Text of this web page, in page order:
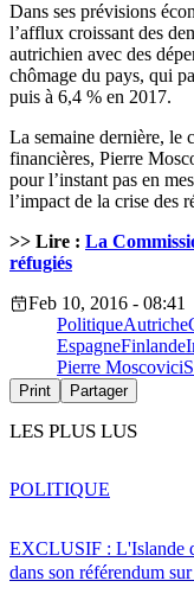
Dans ses prévisions
l’afflux croissant des
autrichien avec des
chômage du pays, qui
puis à 6,4 % en 2017.
La semaine dernière, le
financières, Pierre
pour l’instant pas en
l’impact de la crise des
>> Lire : La
réfugiés
Feb 10, 2016 - 08:41
PolitiqueAutriche
EspagneFinlande
Pierre Moscovici
Print Partager
LES PLUS LUS
EXCLUSIF : L'Islande
dans son référendum
POLITIQUE